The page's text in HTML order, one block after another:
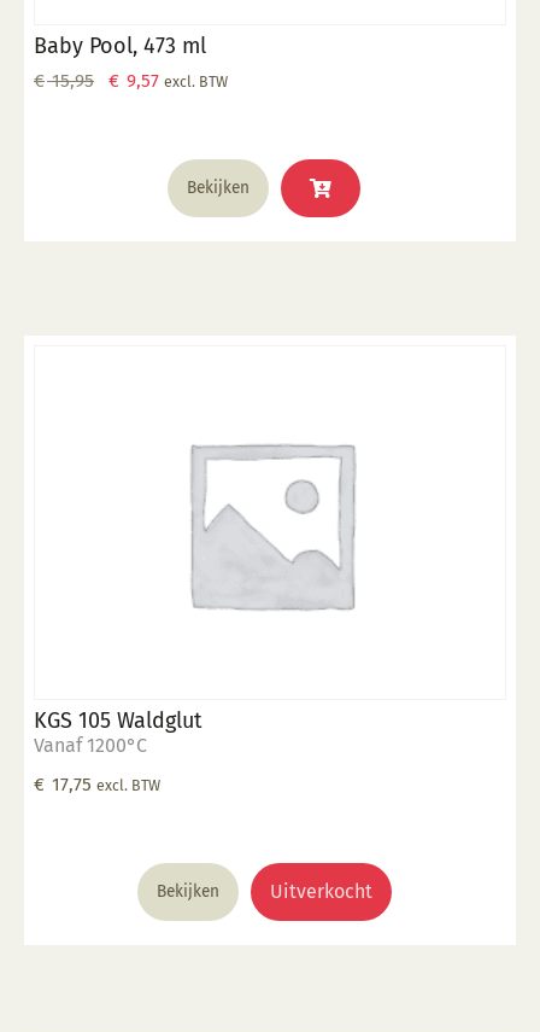
Baby Pool, 473 ml
€15,95
Oorspronkelijke
€ 9,57Huidige
€ 9,57.
excl. BTW
Bekijken
KGS 105 Waldglut
Vanaf 1200°C
€ 17,75 excl. BTW
Bekijken Uitverkocht